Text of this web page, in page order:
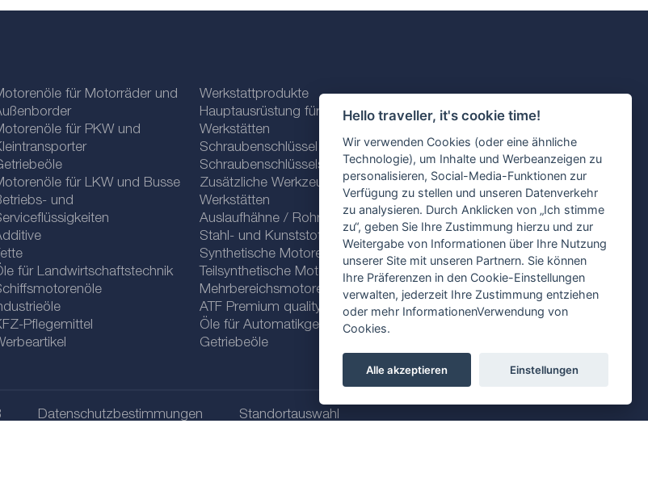
Hello traveller, it's cookie time!
Wir verwenden Cookies (oder eine ähnliche
Technologie), um Inhalte und Werbeanzeigen zu
personalisieren, Social-Media-Funktionen zur
Verfügung zu stellen und unseren Datenverkehr
zu analysieren. Durch Anklicken von „Ich stimme
zu“, geben Sie Ihre Zustimmung hierzu und zur
Weitergabe von Informationen über Ihre Nutzung
unserer Site mit unseren Partnern. Sie können
Ihre Präferenzen in den Cookie-Einstellungen
verwalten, jederzeit Ihre Zustimmung entziehen
oder mehr InformationenVerwendung von
Cookies.
Alle akzeptieren Einstellungen
für Motorräder und
für PKW und
für LKW und Busse
und
für Landwirtschaftstechnik
Pflegemittel
Werkstattprodukte
Hauptausrüstung für
Werkstätten
Schraubenschlüssel und
Schraubenschlüsselsätze
Zusätzliche Werkzeuge für
Werkstätten
Auslaufhähne / Rohre
Stahl- und Kunststoffklammern
Synthetische Motorenöle
Teilsynthetische Motorenöle
Mehrbereichsmotorenöle
ATF Premium quality line
Öle für Automatikgetriebe
Getriebeöle
Datenschutzbestimmungen Standortauswahl